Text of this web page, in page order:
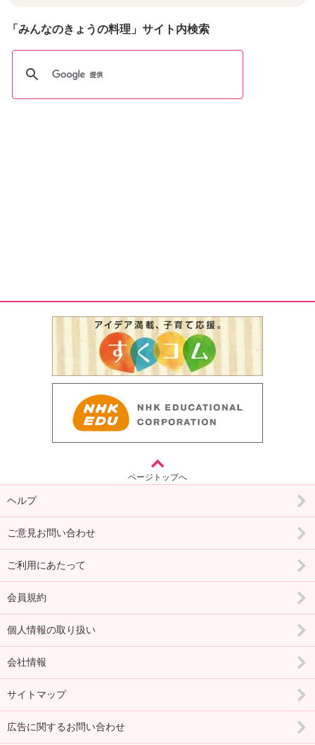
「みんなのきょうの料理」サイト内検索
ページトップへ
ヘルプ
ご意見お問い合わせ
ご利用にあたって
会員規約
個人情報の取り扱い
会社情報
サイトマップ
広告に関するお問い合わせ